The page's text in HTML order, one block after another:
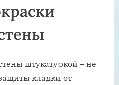
штукатуркой – не
кладки от